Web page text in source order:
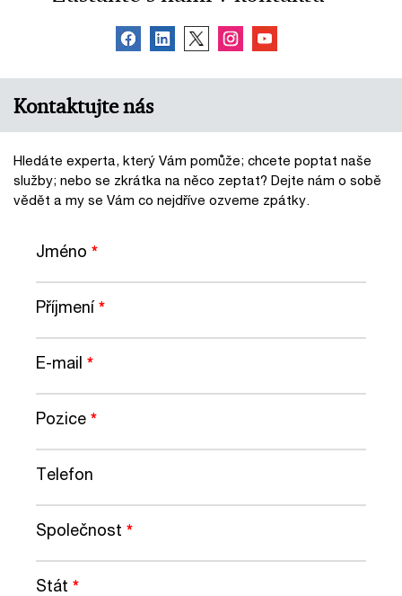
Kontaktujte nás
Hledáte experta, který Vám pomůže; chcete poptat naše
služby; nebo se zkrátka na něco zeptat? Dejte nám o sobě
vědět a my se Vám co nejdříve ozveme zpátky.
Jméno *
Příjmení*
E-mail *
Pozice *
Telefon
Společnost *
Stát *